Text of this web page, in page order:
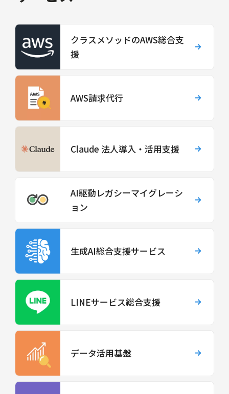
クラスメソッドのAWS総合支
援
AWS請求代行
Claude 法人導入・活用支援
AI駆動レガシーマイグレーシ
ョン
生成AI総合支援サービス
LINEサービス総合支援
データ活用基盤